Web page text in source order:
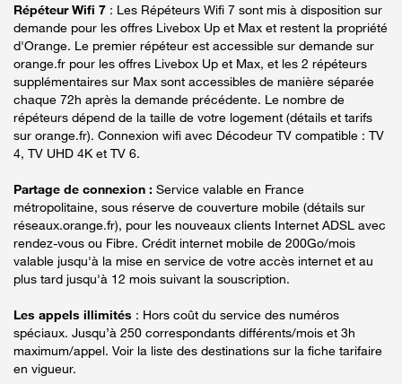
Répéteur Wifi 7 : Les Répéteurs Wifi 7 sont mis à disposition sur
demande pour les offres Livebox Up et Max et restent la propriété
d'Orange. Le premier répéteur est accessible sur demande sur
orange.fr pour les offres Livebox Up et Max, et les 2 répéteurs
supplémentaires sur Max sont accessibles de manière séparée
chaque 72h après la demande précédente. Le nombre de
répéteurs dépend de la taille de votre logement (détails et tarifs
sur orange.fr). Connexion wifi avec Décodeur TV compatible : TV
4, TV UHD 4K et TV 6.
Partage de connexion : Service valable en France
métropolitaine, sous réserve de couverture mobile (détails sur
réseaux.orange.fr), pour les nouveaux clients Internet ADSL avec
rendez-vous ou Fibre. Crédit internet mobile de 200Go/mois
valable jusqu'à la mise en service de votre accès internet et au
plus tard jusqu'à 12 mois suivant la souscription.
Les appels illimités : Hors coût du service des numéros
spéciaux. Jusqu’à 250 correspondants différents/mois et 3h
maximum/appel. Voir la liste des destinations sur la fiche tarifaire
en vigueur.